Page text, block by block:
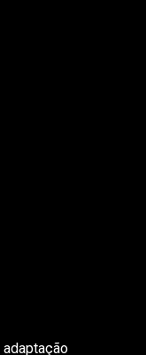
adaptação